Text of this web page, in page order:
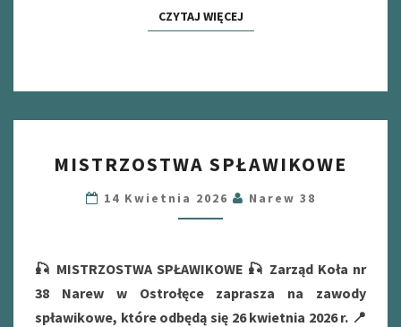
CZYTAJ WIĘCEJCZYTAJ WIĘCEJ
SPŁAWIKOWE
MISTRZOSTWA SPŁAWIKOWE
14 Kwietnia 2026 Narew 38
🎣 MISTRZOSTWA SPŁAWIKOWE 🎣 Zarząd Koła nr
38 Narew w Ostrołęce zaprasza na zawody
spławikowe, które odbędą się 26 kwietnia 2026 r. 📍